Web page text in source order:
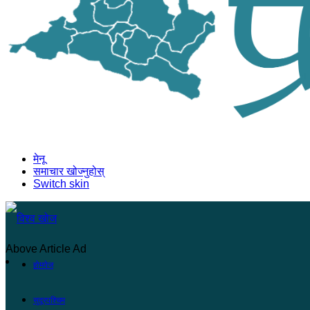
मेनू
समाचार खोज्नुहोस्
Switch skin
होमपेज
सुदूरपश्चिम
Above Article Ad